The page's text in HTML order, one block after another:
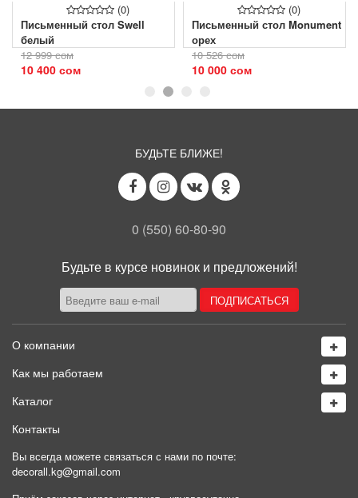
(0)
Письменный стол Swell
белый
12 999 сом
10 400 сом
(0)
Письменный стол Monument
орех
10 526 сом
10 000 сом
БУДЬТЕ БЛИЖЕ!
0 (550) 60-80-90
Будьте в курсе новинок и предложений!
О компании
Как мы работаем
Каталог
Контакты
Вы всегда можете связаться с нами по почте:
decorall.kg@gmail.com